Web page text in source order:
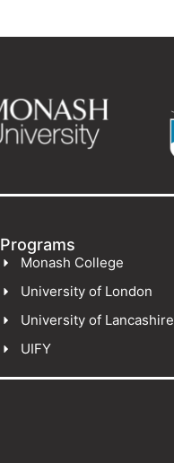
Programs
Monash College
University of London
University of Lancashire
UIFY